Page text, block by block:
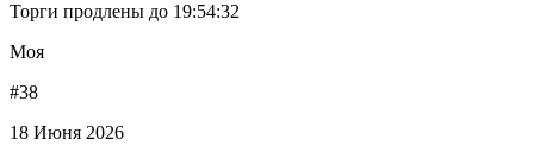
Торги продлены до 19:54:32
Моя
#38
18 Июня 2026